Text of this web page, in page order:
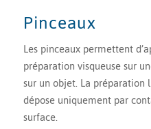
Pinceaux
Les pinceaux permettent
préparation visqueuse sur
sur un objet. La
dépose uniquement par
surface.